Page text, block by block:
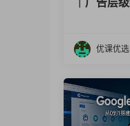
优课优选